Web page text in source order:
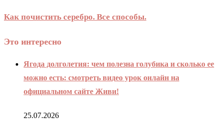
Как почистить серебро. Все способы.
Это интересно
Ягода долголетия: чем полезна голубика и сколько ее
можно есть: смотреть видео урок онлайн на
официальном сайте Живи!
25.07.2026